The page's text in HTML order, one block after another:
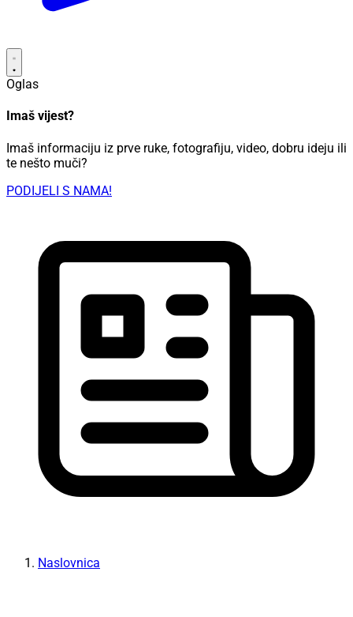
Oglas
Imaš vijest?
Imaš informaciju iz prve ruke, fotografiju, video, dobru ideju ili
te nešto muči?
PODIJELI S NAMA!
Naslovnica